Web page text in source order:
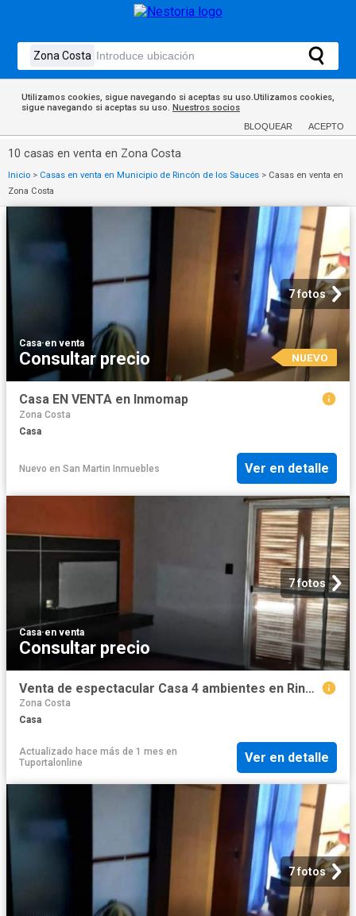
Utilizamos cookies, sigue navegando si aceptas su uso.Utilizamos cookies,
sigue navegando si aceptas su uso. Nuestros socios
BLOQUEAR ACEPTO
10 casas en venta en Zona Costa
Inicio > Casas en venta en Municipio de Rincón de los Sauces > Casas en venta en
Zona Costa
7 fotos
Casa·en venta
Consultar precio NUEVO
Casa EN VENTA en Inmomap
Zona Costa
Casa
Nuevo en San Martin Inmuebles Ver en detalle
7 fotos
Casa·en venta
Consultar precio
Venta de espectacular Casa 4 ambientes en Rincón de los Sauces
Zona Costa
Casa
Actualizado hace más de 1 mes en
Tuportalonline
Ver en detalle
7 fotos